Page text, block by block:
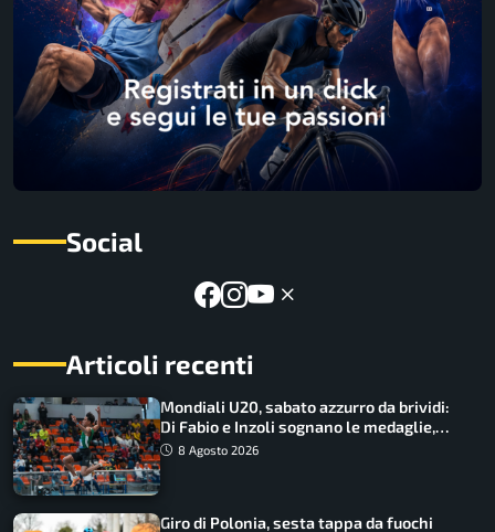
Social
Articoli recenti
Mondiali U20, sabato azzurro da brividi:
Di Fabio e Inzoli sognano le medaglie,
Castellani e Succo in finale
8 Agosto 2026
Giro di Polonia, sesta tappa da fuochi